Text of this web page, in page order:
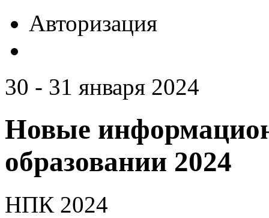
Авторизация
30 - 31 января 2024
Новые
образовании 2024
НПК 2024